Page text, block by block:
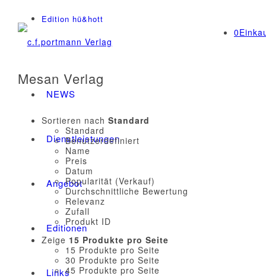
Edition hü&hott
0
NEWS
Dienstleistungen
Angebot
Editionen
Links
Mesan Verlag
Sortieren nach Standard
Standard
Benutzerdefiniert
Name
Preis
Datum
Popularität (Verkauf)
Durchschnittliche Bewertung
Relevanz
Zufall
Produkt ID
Zeige 15 Produkte pro Seite
15 Produkte pro Seite
30 Produkte pro Seite
45 Produkte pro Seite